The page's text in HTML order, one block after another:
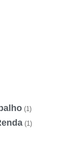
(1)
(1)